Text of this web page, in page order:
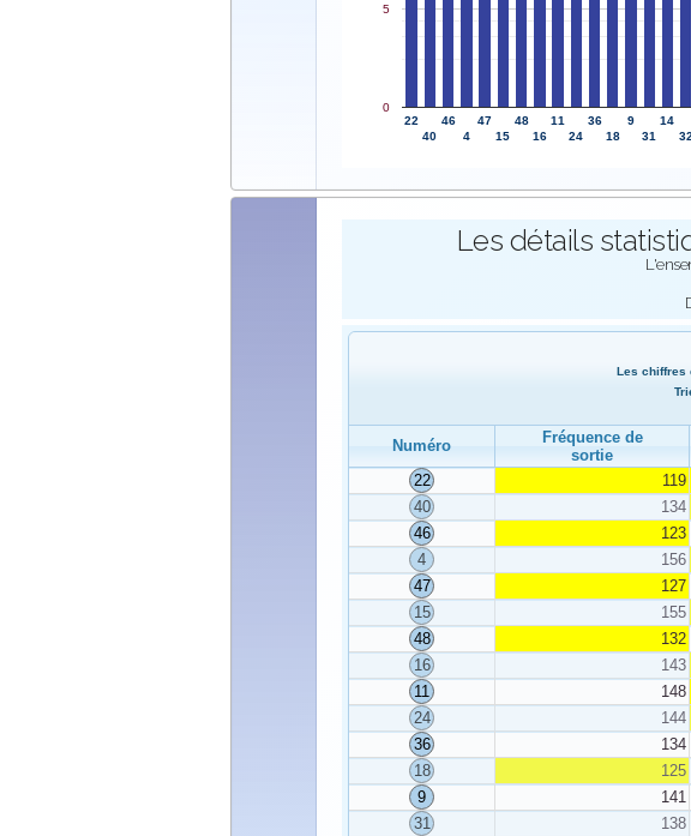
22
40
46
4
47
15
48
16
11
24
36
18
9
31
14
32
0
5
Les détails
Les chiffres
Numéro
Fréquence de
sortie
22
119
40
134
46
123
4
156
47
127
15
155
48
132
16
143
11
148
24
144
36
134
18
125
9
141
31
138